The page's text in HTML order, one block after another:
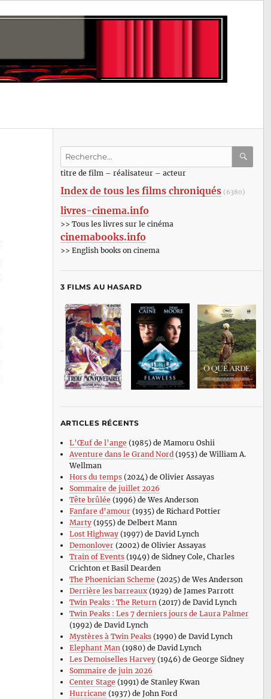
Recherche
:titre de film – réalisateur – acteur
Index de tous les films chroniqués (6380)
livres-cinema.info
>> Tous les livres sur le cinéma
cinemabooks.info
>> English books on cinema
3 FILMS AU HASARD
ARTICLES RÉCENTS
L’Œuf de l’ange (1985) de Mamoru Oshii
Aventure dans le Grand Nord(1953) de William A.
Wellman
Hors du temps(2024) de Olivier Assayas
Sommaire de juillet 2026
Tête brûlée (1996) de Wes Anderson
Fanfare d’amour(1935) de Richard Pottier
Marty(1955) de Delbert Mann
Lost Highway(1997) de David Lynch
Demonlover(2002) de Olivier Assayas
Train of Events(1949) de Sidney Cole, Charles
Crichton et Basil Dearden
The Phoenician Scheme (2025) de Wes Anderson
Derrière les barreaux(1929) de James Parrott
Twin Peaks : The Return(2017) de David Lynch
Twin Peaks : Les 7 derniers jours de Laura Palmer
(1992) de David Lynch
Mystères à Twin Peaks(1990) de David Lynch
Elephant Man(1980) de David Lynch
Les Demoiselles Harvey(1946) de George Sidney
Sommaire de juin 2026
Center Stage (1991) de Stanley Kwan
Hurricane (1937) de John Ford